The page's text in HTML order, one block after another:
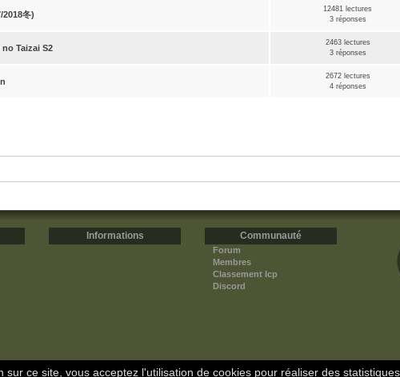
冬)
12481 lectures
3 réponses
Taizai S2
2463 lectures
3 réponses
2672 lectures
4 réponses
Informations Communauté
Forum
Membres
Classement Icp
Discord
sur ce site, vous acceptez l'utilisation de cookies pour réaliser des statistiques